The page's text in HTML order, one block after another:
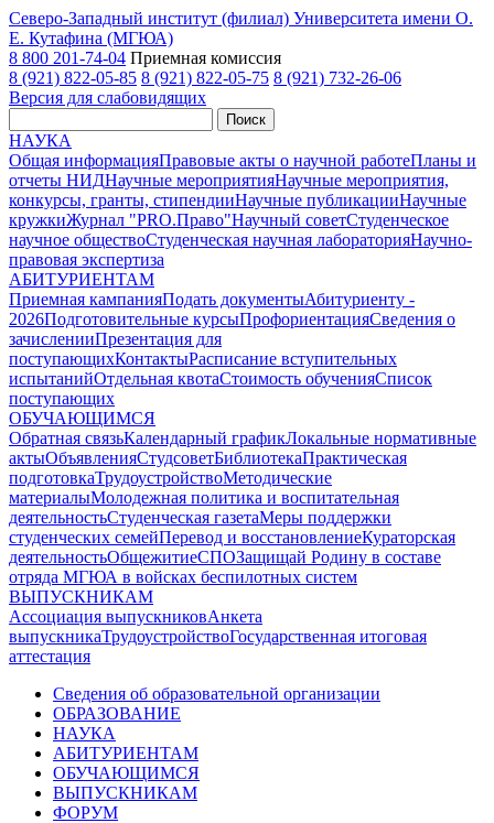
Северо-Западный институт (филиал) Университета имени О.
Е. Кутафина (МГЮА)
8 800 201-74-04 Приемная комиссия
8 (921) 822-05-85 8 (921) 822-05-75 8 (921) 732-26-06
Версия для слабовидящих
Поиск
НАУКА
Общая информацияПравовые акты о научной работеПланы и
отчеты НИДНаучные мероприятияНаучные мероприятия,
конкурсы, гранты, стипендииНаучные публикацииНаучные
кружкиЖурнал "PRO.Право"Научный советСтуденческое
научное обществоСтуденческая научная лабораторияНаучно-
правовая экспертиза
АБИТУРИЕНТАМ
Приемная кампанияПодать документыАбитуриенту -
2026Подготовительные курсыПрофориентацияСведения о
зачисленииПрезентация для
поступающихКонтактыРасписание вступительных
испытанийОтдельная квотаСтоимость обученияCписок
поступающих
ОБУЧАЮЩИМСЯ
Обратная связьКалендарный графикЛокальные нормативные
актыОбъявленияСтудсоветБиблиотекаПрактическая
подготовкаТрудоустройствоМетодические
материалыМолодежная политика и воспитательная
деятельностьСтуденческая газетаМеры поддержки
студенческих семейПеревод и восстановлениеКураторская
деятельностьОбщежитиеСПОЗащищай Родину в составе
отряда МГЮА в войсках беспилотных систем
ВЫПУСКНИКАМ
Ассоциация выпускниковАнкета
выпускникаТрудоустройствоГосударственная итоговая
аттестация
Сведения об образовательной организации
ОБРАЗОВАНИЕ
НАУКА
АБИТУРИЕНТАМ
ОБУЧАЮЩИМСЯ
ВЫПУСКНИКАМ
ФОРУМ